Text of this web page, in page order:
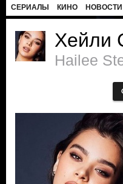
СЕРИАЛЫ КИНО НОВОСТИ
Хейли
Hailee